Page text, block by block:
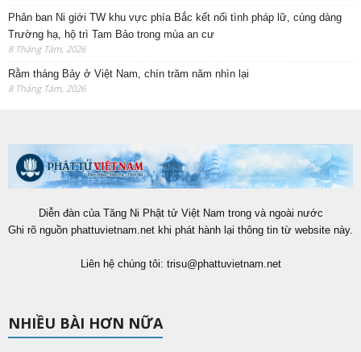
Phân ban Ni giới TW khu vực phía Bắc kết nối tình pháp lữ, cúng dàng
Trường hạ, hộ trì Tam Bảo trong mùa an cư
8 Tháng Tám, 2026
Rằm tháng Bảy ở Việt Nam, chín trăm năm nhìn lại
8 Tháng Tám, 2026
Diễn đàn của Tăng Ni Phật tử Việt Nam trong và ngoài nước
Ghi rõ nguồn phattuvietnam.net khi phát hành lại thông tin từ website này.
Liên hệ chúng tôi: trisu@phattuvietnam.net
NHIỀU BÀI HƠN NỮA